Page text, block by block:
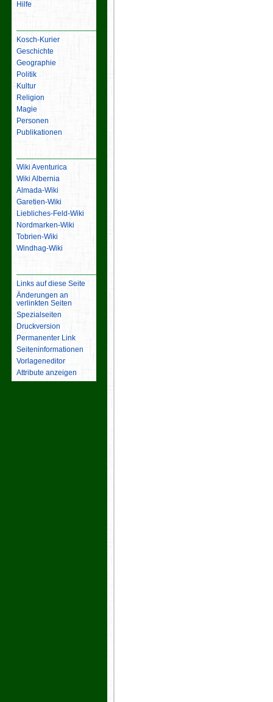
Hilfe
Kosch-Kurier
Geschichte
Geographie
Politik
Kultur
Religion
Magie
Personen
Publikationen
Wiki Aventurica
Wiki Albernia
Almada-Wiki
Garetien-Wiki
Liebliches-Feld-Wiki
Nordmarken-Wiki
Tobrien-Wiki
Windhag-Wiki
Links auf diese Seite
Änderungen an
verlinkten Seiten
Spezialseiten
Druckversion
Permanenter Link
Seiten­­informationen
Vorlageneditor
Attribute anzeigen